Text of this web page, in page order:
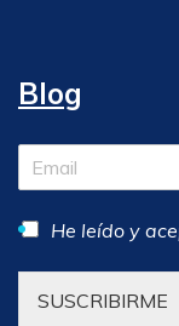
Blog
He leído y
SUSCRIBIRME